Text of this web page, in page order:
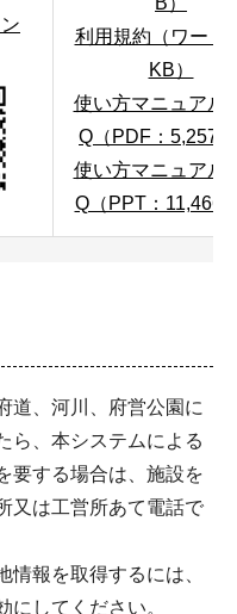
利用規約（ワード
KB）
使い方マニュアル
Q（PDF：
使い方マニュアル
Q（PPT：
道、河川、府営公園に
ら、本システムによる
要する場合は、施設を
又は工営所あて電話で
報を取得するには、
にしてください。